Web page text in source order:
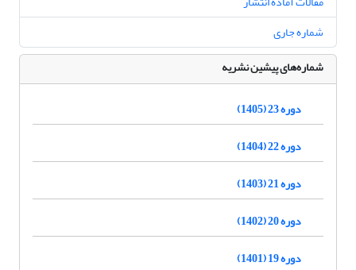
شماره جاری
شماره‌های پیشین نشریه
دوره 23 (1405)
دوره 22 (1404)
دوره 21 (1403)
دوره 20 (1402)
دوره 19 (1401)